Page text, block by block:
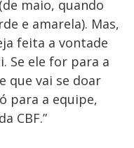
maio, quando
e amarela). Mas,
feita a vontade
Se ele for para a
que vai se doar
para a equipe,
CBF.”